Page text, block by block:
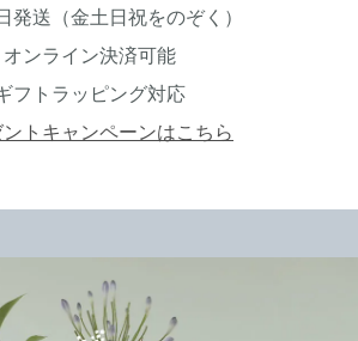
発送（金土日祝をのぞく）
オンライン決済可能
フトラッピング対応
トキャンペーンはこちら